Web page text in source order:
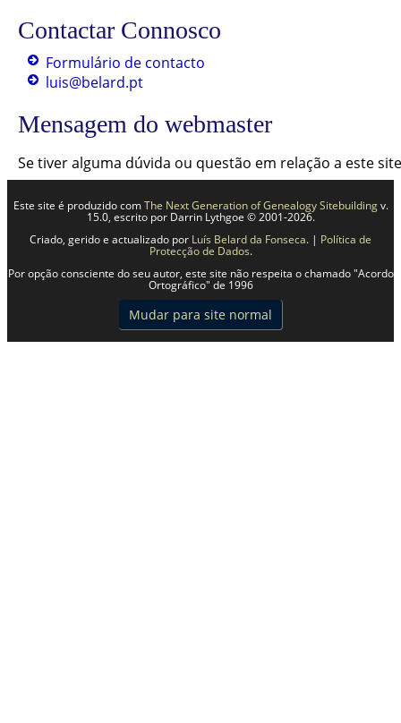
Contactar Connosco
Formulário de contacto
luis@belard.pt
Mensagem do webmaster
Se tiver alguma dúvida ou questão em relação a este
Este site é produzido comThe Next Generation of Genealogy Sitebuildingv.
15.0, escrito por Darrin Lythgoe © 2001-2026.
Criado, gerido e actualizado por Luís Belard da Fonseca. | Política de
Protecção de Dados.
Por opção consciente do seu autor, este site não respeita o chamado "Acordo
Ortográfico" de 1996
Mudar para site normal